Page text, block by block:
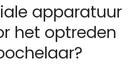
apparatuur
het optreden